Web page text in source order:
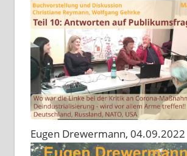
Eugen Drewermann, 04.09.2022